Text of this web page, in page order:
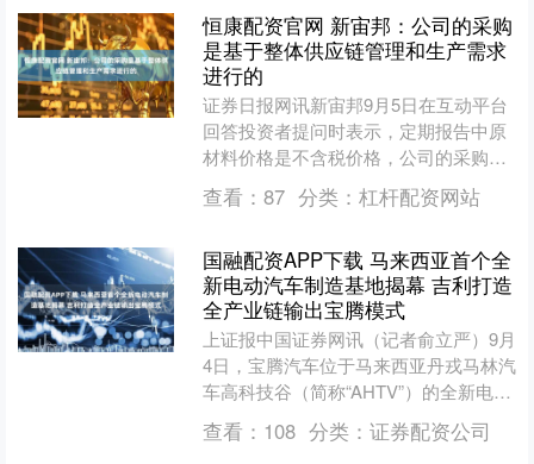
恒康配资官网 新宙邦：公司的采购
是基于整体供应链管理和生产需求
进行的
证券日报网讯新宙邦9月5日在互动平台
回答投资者提问时表示，定期报告中原
材料价格是不含税价格，公司的采购是
基于整体供应链管理和生产需求进行
的，公司的采购价格是综合....
查看： 87 分类： 杠杆配资网站
国融配资APP下载 马来西亚首个全
新电动汽车制造基地揭幕 吉利打造
全产业链输出宝腾模式
上证报中国证券网讯（记者俞立严）9月
4日，宝腾汽车位于马来西亚丹戎马林汽
车高科技谷（简称“AHTV”）的全新电动
汽车工厂正式揭幕。这座工厂不仅是宝
腾首个电动汽车....
查看： 108 分类： 证券配资公司